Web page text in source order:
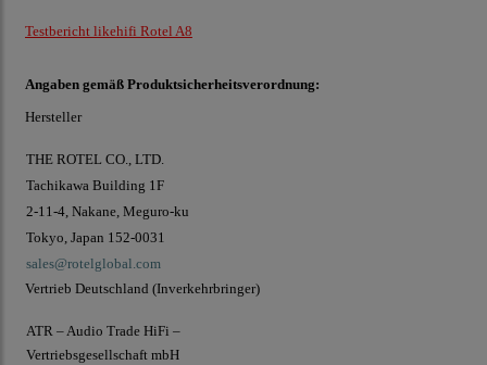
Testbericht likehifi Rotel A8
Angaben gemäß Produktsicherheitsverordnung:
Hersteller
THE ROTEL CO., LTD.
Tachikawa Building 1F
2-11-4, Nakane, Meguro-ku
Tokyo, Japan 152-0031
sales@rotelglobal.com
Vertrieb Deutschland (Inverkehrbringer)
ATR – Audio Trade HiFi –
Vertriebsgesellschaft mbH